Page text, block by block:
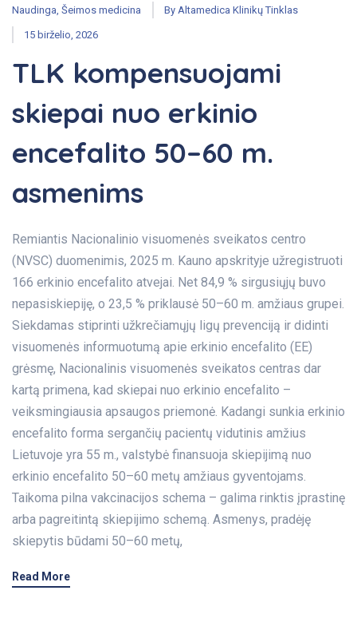
Naudinga Šeimos medicina By Altamedica Klinikų Tinklas
15 birželio, 2026
TLK kompensuojami
skiepai nuo erkinio
encefalito 50–60 m.
asmenims
Remiantis Nacionalinio visuomenės sveikatos centro
(NVSC) duomenimis, 2025 m. Kauno apskrityje užregistruoti
166 erkinio encefalito atvejai. Net 84,9 % sirgusiųjų buvo
nepasiskiepiję, o 23,5 % priklausė 50–60 m. amžiaus grupei.
Siekdamas stiprinti užkrečiamųjų ligų prevenciją ir didinti
visuomenės informuotumą apie erkinio encefalito (EE)
grėsmę, Nacionalinis visuomenės sveikatos centras dar
kartą primena, kad skiepai nuo erkinio encefalito –
veiksmingiausia apsaugos priemonė. Kadangi sunkia erkinio
encefalito forma sergančių pacientų vidutinis amžius
Lietuvoje yra 55 m., valstybė finansuoja skiepijimą nuo
erkinio encefalito 50–60 metų amžiaus gyventojams.
Taikoma pilna vakcinacijos schema – galima rinktis įprastinę
arba pagreitintą skiepijimo schemą. Asmenys, pradėję
skiepytis būdami 50–60 metų,
Read More